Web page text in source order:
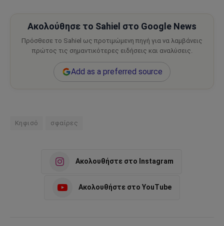
Ακολούθησε το Sahiel στο Google News
Πρόσθεσε το Sahiel ως προτιμώμενη πηγή για να λαμβάνεις
πρώτος τις σημαντικότερες ειδήσεις και αναλύσεις.
Add as a preferred source
Κηφισό σφαίρες
Ακολουθήστε στο Instagram
Ακολουθήστε στο YouTube